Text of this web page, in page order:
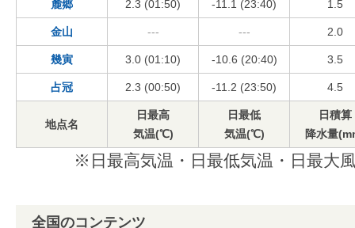
麓郷 2.3 (01:50) -11.1 (23:40) 1.5
金山 --- --- 2.0
幾寅 3.0 (01:10) -10.6 (20:40) 3.5
占冠 2.3 (00:50) -11.2 (23:50) 4.5
地点名
日最高
気温(℃)
日最低
気温(℃)
日積算
降水量
※日最高気温・日最低気温・日最大
全国のコンテンツ